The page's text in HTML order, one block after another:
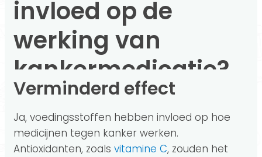
invloed op de
werking van
kankermedicatie?
Verminderd effect
Ja, voedingsstoffen hebben invloed op hoe
medicijnen tegen kanker werken.
Antioxidanten, zoals vitamine C, zouden het